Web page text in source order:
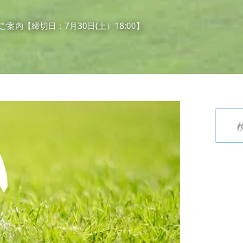
内【締切日：7月30日(土）18:00】